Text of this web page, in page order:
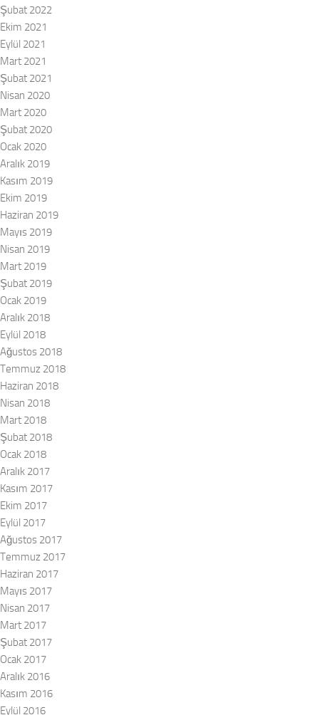
Şubat 2022
Ekim 2021
Eylül 2021
Mart 2021
Şubat 2021
Nisan 2020
Mart 2020
Şubat 2020
Ocak 2020
Aralık 2019
Kasım 2019
Ekim 2019
Haziran 2019
Mayıs 2019
Nisan 2019
Mart 2019
Şubat 2019
Ocak 2019
Aralık 2018
Eylül 2018
Ağustos 2018
Temmuz 2018
Haziran 2018
Nisan 2018
Mart 2018
Şubat 2018
Ocak 2018
Aralık 2017
Kasım 2017
Ekim 2017
Eylül 2017
Ağustos 2017
Temmuz 2017
Haziran 2017
Mayıs 2017
Nisan 2017
Mart 2017
Şubat 2017
Ocak 2017
Aralık 2016
Kasım 2016
Eylül 2016